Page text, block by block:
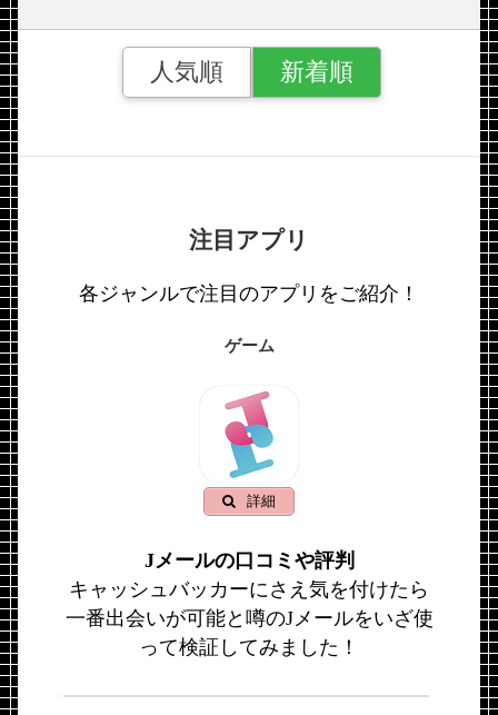
人気順 新着順
注目アプリ
各ジャンルで注目のアプリをご紹介！
ゲーム
詳細
Jメールの口コミや評判
キャッシュバッカーにさえ気を付けたら
一番出会いが可能と噂のJメールをいざ使
って検証してみました！